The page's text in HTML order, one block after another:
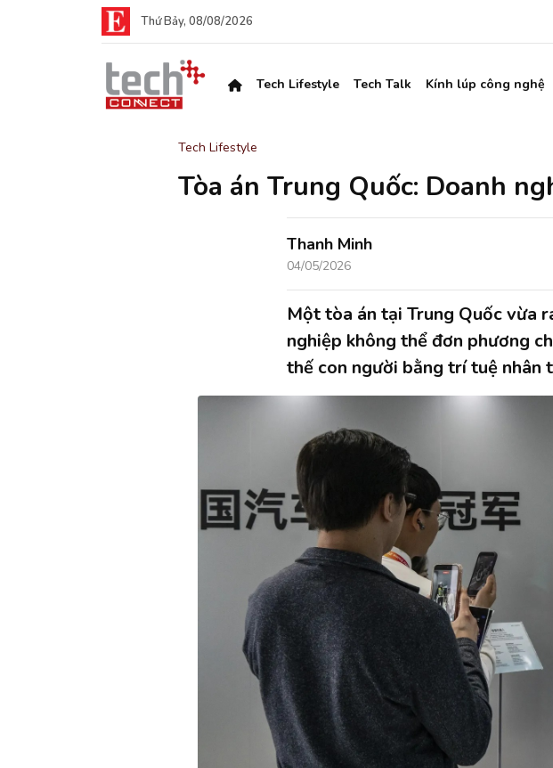
Thứ Bảy, 08/08/2026
Tech Lifestyle Tech Talk Kính lúp công nghệ
Tech Lifestyle
Tòa án Trung Quốc: Doanh
Thanh Minh
04/05/2026
Một tòa án tại Trung Quốc vừa
nghiệp không thể đơn phương
thế con người bằng trí tuệ nhân